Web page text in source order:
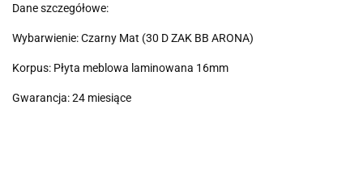
Dane szczegółowe:
Wybarwienie: Czarny Mat (30 D ZAK BB ARONA)
Korpus: Płyta meblowa laminowana 16mm
Gwarancja: 24 miesiące